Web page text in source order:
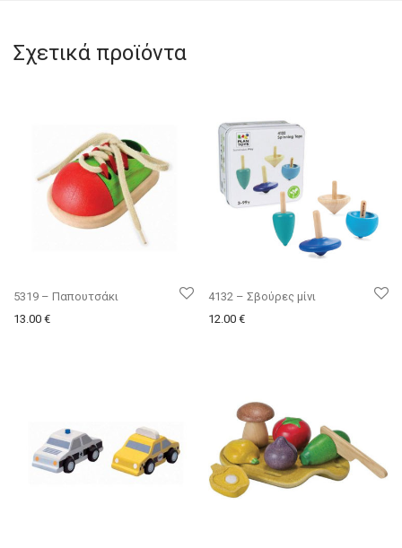
Σχετικά προϊόντα
5319 – Παπουτσάκι
13.00 €
4132 – Σβούρες μίνι
12.00 €